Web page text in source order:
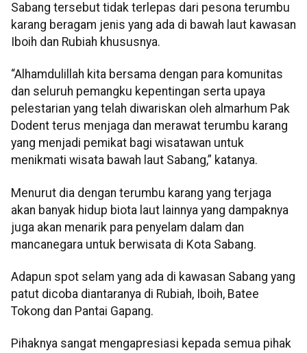
Sabang tersebut tidak terlepas dari pesona terumbu
karang beragam jenis yang ada di bawah laut kawasan
Iboih dan Rubiah khususnya.
“Alhamdulillah kita bersama dengan para komunitas
dan seluruh pemangku kepentingan serta upaya
pelestarian yang telah diwariskan oleh almarhum Pak
Dodent terus menjaga dan merawat terumbu karang
yang menjadi pemikat bagi wisatawan untuk
menikmati wisata bawah laut Sabang,” katanya.
Menurut dia dengan terumbu karang yang terjaga
akan banyak hidup biota laut lainnya yang dampaknya
juga akan menarik para penyelam dalam dan
mancanegara untuk berwisata di Kota Sabang.
Adapun spot selam yang ada di kawasan Sabang yang
patut dicoba diantaranya di Rubiah, Iboih, Batee
Tokong dan Pantai Gapang.
Pihaknya sangat mengapresiasi kepada semua pihak